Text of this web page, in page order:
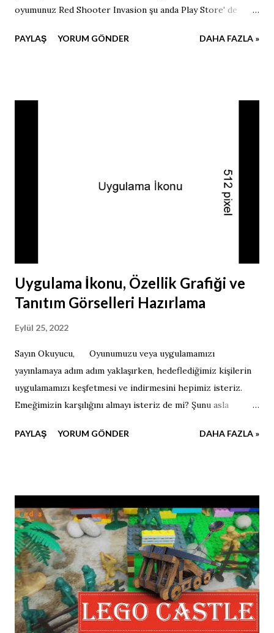
oyumunuz Red Shooter Invasion şu anda Play Store' de
Play Store uygulamamızın minimum API seviyesi 31 i
program çöp oldu bunu nasıl yaptığımı bilmiyorum ve her
şey normal gözüktüğü halde GUI ve diğer tüm işlevler
çalışmaz hale geldi. Unity nin 2022 en güncel sürümünü
PAYLAŞ YORUM GÖNDER DAHA FAZLA »
Uygulama İkonu, Özellik Grafiği ve
Tanıtım Görselleri Hazırlama
Eylül 25, 2022
Sayın Okuyucu, Oyunumuzu veya uygulamamızı
yayınlamaya adım adım yaklaşırken, hedeflediğimiz kişilerin
uygulamamızı keşfetmesi ve indirmesini hepimiz isteriz.
Emeğimizin karşılığını almayı isteriz de mi? Şunu asla
bir şeye potansiyel kullanıcılar neden ilgi göstersin?"
Hazırlama Uygulama ikonumuzun ebatları; Uygulama
İkonu Özellikleri; İlk bakışta uygulamanın ne olduğunu
anımsatmalıdır. Yazı içermemelidir. Figürler farklı parlaklığa
sahip ve dikkat çekici olmalıdır. Sade ve anlaşılır olmalıdır.
Özellik grafiği hazırlama Özellik grafiği ebatları;
Özellik grafiği mağazanıza kullanıcı çekmek için önemli bir
araçtır. Özellik grafiği özellikl...
PAYLAŞ YORUM GÖNDER DAHA FAZLA »